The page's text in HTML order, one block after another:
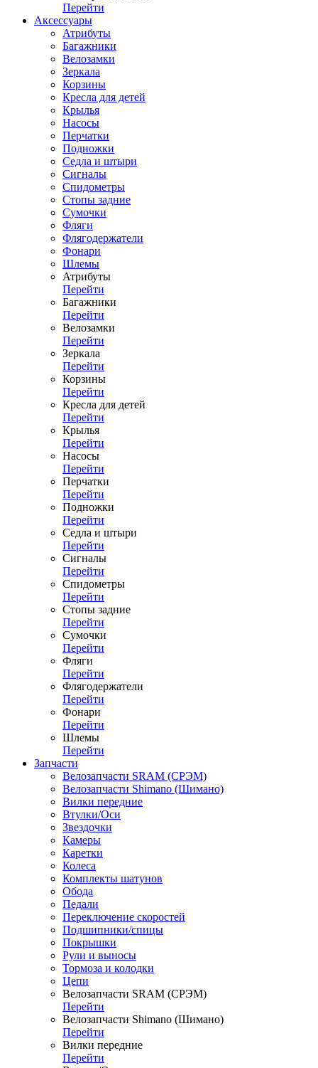
Перейти
Аксессуары
Атрибуты
Багажники
Велозамки
Зеркала
Корзины
Кресла для детей
Крылья
Насосы
Перчатки
Подножки
Седла и штыри
Сигналы
Спидометры
Стопы задние
Сумочки
Фляги
Флягодержатели
Фонари
Шлемы
Атрибуты
Перейти
Багажники
Перейти
Велозамки
Перейти
Зеркала
Перейти
Корзины
Перейти
Кресла для детей
Перейти
Крылья
Перейти
Насосы
Перейти
Перчатки
Перейти
Подножки
Перейти
Седла и штыри
Перейти
Сигналы
Перейти
Спидометры
Перейти
Стопы задние
Перейти
Сумочки
Перейти
Фляги
Перейти
Флягодержатели
Перейти
Фонари
Перейти
Шлемы
Перейти
Запчасти
Велозапчасти SRAM (СРЭМ)
Велозапчасти Shimano (Шимано)
Вилки передние
Втулки/Оси
Звездочки
Камеры
Каретки
Колеса
Комплекты шатунов
Обода
Педали
Переключение скоростей
Подшипники/спицы
Покрышки
Рули и выносы
Тормоза и колодки
Цепи
Велозапчасти SRAM (СРЭМ)
Перейти
Велозапчасти Shimano (Шимано)
Перейти
Вилки передние
Перейти